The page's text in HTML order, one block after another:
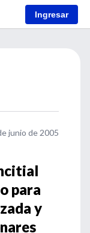
Ingresar
junio de 2005
para
y